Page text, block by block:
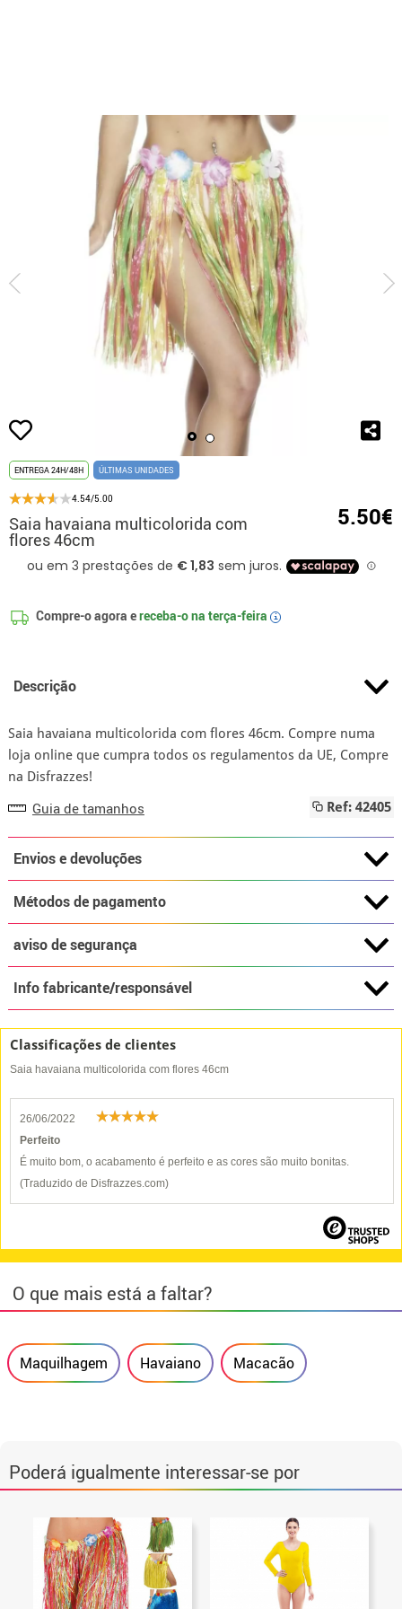
ENTREGA 24H/48H ÚLTIMAS UNIDADES
4.54/5.00
Saia havaiana multicolorida com
flores 46cm
5.50€
Compre-o agora ereceba-o na terça-feira i
Descrição
Saia havaiana multicolorida com flores 46cm. Compre numa
loja online que cumpra todos os regulamentos da UE, Compre
na Disfrazzes!
Guia de tamanhos Ref: 42405
Envios e devoluções
Métodos de pagamento
aviso de segurança
Info fabricante/responsável
Classificações de clientes
Saia havaiana multicolorida com flores 46cm
26/06/2022
Perfeito
É muito bom, o acabamento é perfeito e as cores são muito bonitas.
(Traduzido de Disfrazzes.com)
O que mais está a faltar?
Maquilhagem Havaiano Macacão
Poderá igualmente interessar-se por